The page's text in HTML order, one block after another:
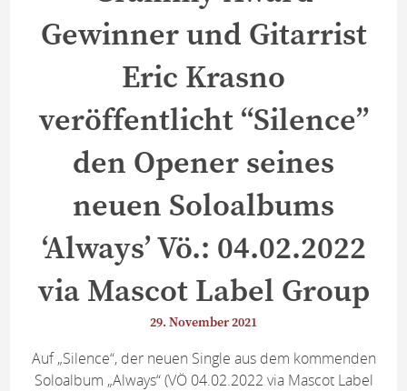
Gewinner und Gitarrist
Eric Krasno
veröffentlicht “Silence”
den Opener seines
neuen Soloalbums
‘Always’ Vö.: 04.02.2022
via Mascot Label Group
29. November 2021
Auf „Silence“, der neuen Single aus dem kommenden
Soloalbum „Always“ (VÖ 04.02.2022 via Mascot Label